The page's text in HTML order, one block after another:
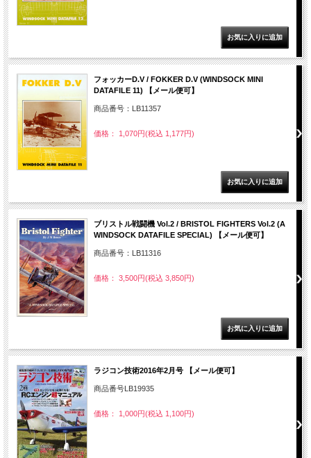
フォッカーD.V / FOKKER D.V (WINDSOCK MINI
DATAFILE 11) 【メール便可】
商品番号：LB11357
価格： 1,070円(税込 1,177円)
ブリストル戦闘機 Vol.2 / BRISTOL FIGHTERS Vol.2 (A
WINDSOCK DATAFILE SPECIAL) 【メール便可】
商品番号：LB11316
価格： 3,500円(税込 3,850円)
ラジコン技術2016年2月号 【メール便可】
商品番号LB19935
価格： 1,000円(税込 1,100円)